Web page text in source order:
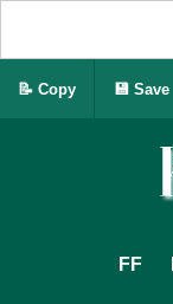
FF
📝 Copy 💾 Save